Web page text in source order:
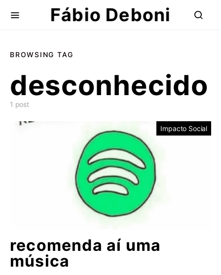
Fábio Deboni
BROWSING TAG
desconhecido
1 post
Impacto Social
recomenda aí uma
música